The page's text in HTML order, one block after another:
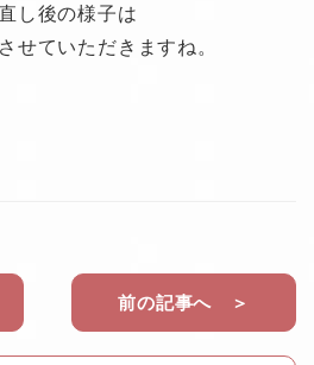
し後の様子は
せていただきますね。
前の記事へ ＞